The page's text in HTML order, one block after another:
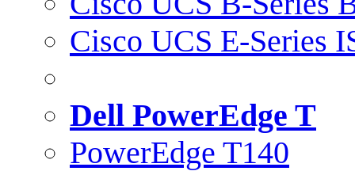
Cisco UCS E-Series
Dell PowerEdge T
PowerEdge T140